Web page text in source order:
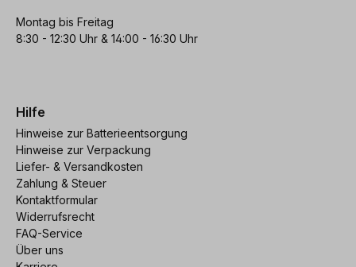
Montag bis Freitag
8:30 - 12:30 Uhr & 14:00 - 16:30 Uhr
Hilfe
Hinweise zur Batterieentsorgung
Hinweise zur Verpackung
Liefer- & Versandkosten
Zahlung & Steuer
Kontaktformular
Widerrufsrecht
FAQ-Service
Über uns